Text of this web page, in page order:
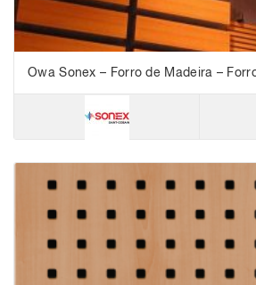
Owa Sonex – Forro de Madeira –